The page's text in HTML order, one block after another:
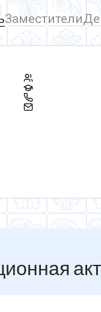
Арсаналиевна
—
Заместители